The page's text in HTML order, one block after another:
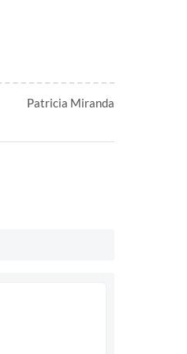
Patricia Miranda